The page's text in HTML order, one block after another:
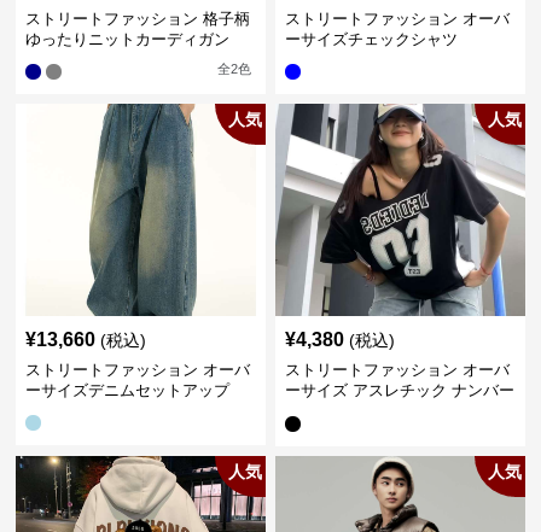
ストリートファッション 格子柄
ゆったりニットカーディガン
全2色
ストリートファッション オーバ
ーサイズチェックシャツ
人気
¥13,660 (税込)
ストリートファッション オーバ
ーサイズデニムセットアップ
人気
¥4,380 (税込)
ストリートファッション オーバ
ーサイズ アスレチック ナンバー
人気 人気